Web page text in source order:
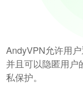
AndyVPN允许用
并且可以隐匿用户
私保护。